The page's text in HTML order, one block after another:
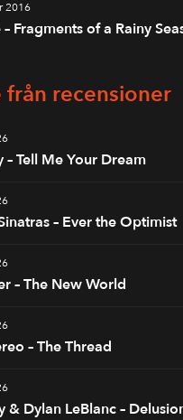
2016
Fragments of a Rainy
från recensioner
– Tell Me Your Dream
– Ever the Optimist
– The New World
– The Thread
& Dylan LeBlanc –